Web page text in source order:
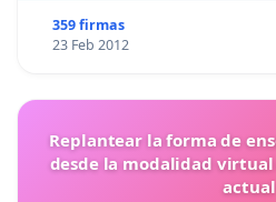
359 firmas
23 Feb 2012
Replantear la forma de
desde la modalidad
actual